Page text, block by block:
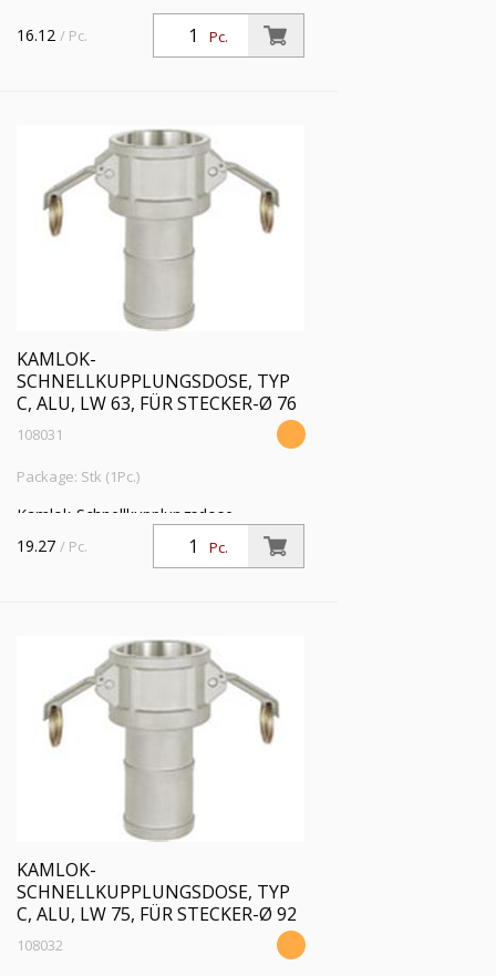
Pc.
16.12 / Pc.
KAMLOK-
SCHNELLKUPPLUNGSDOSE, TYP
C, ALU, LW 63, FÜR STECKER-Ø 76
108031
Package: Stk (1Pc.)
Kamlok-Schnellkupplungsdose,
Schlauchstutzen, Typ C, Alu, Schlauch
LW 63, für Stecker-Ø 76 mm, PN max.
Pc.
19.27 / Pc.
KAMLOK-
SCHNELLKUPPLUNGSDOSE, TYP
C, ALU, LW 75, FÜR STECKER-Ø 92
108032